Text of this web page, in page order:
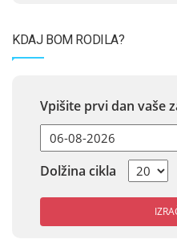
KDAJ BOM RODILA?
Vpišite prvi dan vaše
Dolžina cikla